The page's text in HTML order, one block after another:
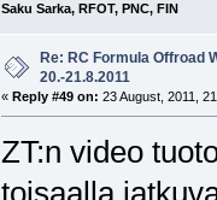
Saku Sarka, RFOT, PNC, FIN
Re: RC Formula Offroad
20.-21.8.2011
« Reply #49 on: 23 August, 2011,
ZT:n video
toisaalla